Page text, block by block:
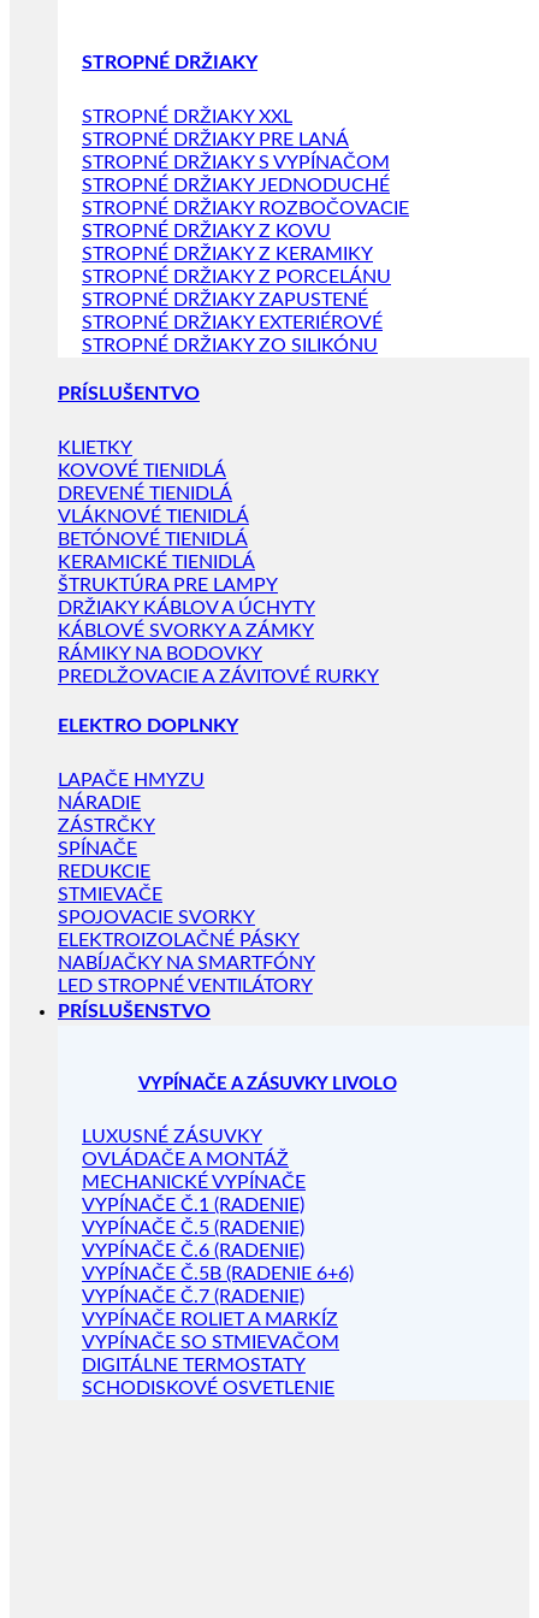
STROPNÉ DRŽIAKY
STROPNÉ DRŽIAKY XXL
STROPNÉ DRŽIAKY PRE LANÁ
STROPNÉ DRŽIAKY S VYPÍNAČOM
STROPNÉ DRŽIAKY JEDNODUCHÉ
STROPNÉ DRŽIAKY ROZBOČOVACIE
STROPNÉ DRŽIAKY Z KOVU
STROPNÉ DRŽIAKY Z KERAMIKY
STROPNÉ DRŽIAKY Z PORCELÁNU
STROPNÉ DRŽIAKY ZAPUSTENÉ
STROPNÉ DRŽIAKY EXTERIÉROVÉ
STROPNÉ DRŽIAKY ZO SILIKÓNU
PRÍSLUŠENTVO
KLIETKY
KOVOVÉ TIENIDLÁ
DREVENÉ TIENIDLÁ
VLÁKNOVÉ TIENIDLÁ
BETÓNOVÉ TIENIDLÁ
KERAMICKÉ TIENIDLÁ
ŠTRUKTÚRA PRE LAMPY
DRŽIAKY KÁBLOV A ÚCHYTY
KÁBLOVÉ SVORKY A ZÁMKY
RÁMIKY NA BODOVKY
PREDLŽOVACIE A ZÁVITOVÉ RURKY
ELEKTRO DOPLNKY
LAPAČE HMYZU
NÁRADIE
ZÁSTRČKY
SPÍNAČE
REDUKCIE
STMIEVAČE
SPOJOVACIE SVORKY
ELEKTROIZOLAČNÉ PÁSKY
NABÍJAČKY NA SMARTFÓNY
LED STROPNÉ VENTILÁTORY
PRÍSLUŠENSTVO
VYPÍNAČE A ZÁSUVKY LIVOLO
LUXUSNÉ ZÁSUVKY
OVLÁDAČE A MONTÁŽ
MECHANICKÉ VYPÍNAČE
VYPÍNAČE Č.1 (RADENIE)
VYPÍNAČE Č.5 (RADENIE)
VYPÍNAČE Č.6 (RADENIE)
VYPÍNAČE Č.5B (RADENIE 6+6)
VYPÍNAČE Č.7 (RADENIE)
VYPÍNAČE ROLIET A MARKÍZ
VYPÍNAČE SO STMIEVAČOM
DIGITÁLNE TERMOSTATY
SCHODISKOVÉ OSVETLENIE